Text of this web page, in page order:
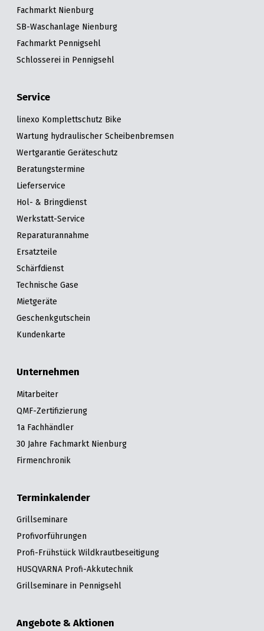
Fachmarkt Nienburg
SB-Waschanlage Nienburg
Fachmarkt Pennigsehl
Schlosserei in Pennigsehl
Service
linexo Komplettschutz Bike
Wartung hydraulischer Scheibenbremsen
Wertgarantie Geräteschutz
Beratungstermine
Lieferservice
Hol- & Bringdienst
Werkstatt-Service
Reparaturannahme
Ersatzteile
Schärfdienst
Technische Gase
Mietgeräte
Geschenkgutschein
Kundenkarte
Unternehmen
Mitarbeiter
QMF-Zertifizierung
1a Fachhändler
30 Jahre Fachmarkt Nienburg
Firmenchronik
Terminkalender
Grillseminare
Profivorführungen
Profi-Frühstück Wildkrautbeseitigung
HUSQVARNA Profi-Akkutechnik
Grillseminare in Pennigsehl
Angebote & Aktionen